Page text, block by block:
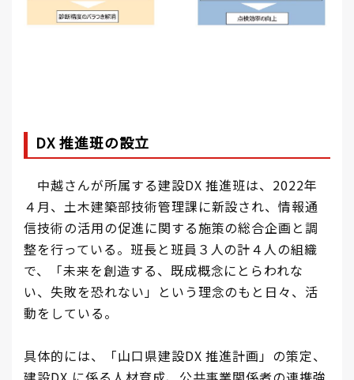
DX 推進班の設立
中越さんが所属する建設DX 推進班は、2022年
４月、土木建築部技術管理課に新設され、情報通
信技術の活用の促進に関する施策の総合企画と調
整を行っている。班長と班員３人の計４人の組織
で、「未来を創造する、既成概念にとらわれな
い、失敗を恐れない」という理念のもと日々、活
動をしている。
具体的には、「山口県建設DX 推進計画」の策定、